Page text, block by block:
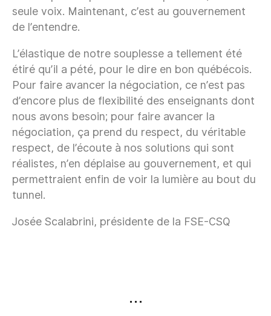
seule voix. Maintenant, c’est au gouvernement
de l’entendre.
L’élastique de notre souplesse a tellement été
étiré qu’il a pété, pour le dire en bon québécois.
Pour faire avancer la négociation, ce n’est pas
d’encore plus de flexibilité des enseignants dont
nous avons besoin; pour faire avancer la
négociation, ça prend du respect, du véritable
respect, de l’écoute à nos solutions qui sont
réalistes, n’en déplaise au gouvernement, et qui
permettraient enfin de voir la lumière au bout du
tunnel.
Josée Scalabrini, présidente de la FSE-CSQ